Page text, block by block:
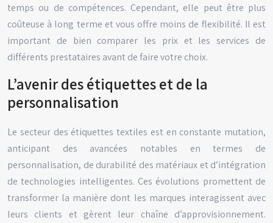
temps ou de compétences. Cependant, elle peut être plus
coûteuse à long terme et vous offre moins de flexibilité. Il est
important de bien comparer les prix et les services de
différents prestataires avant de faire votre choix.
L’avenir des étiquettes et de la
personnalisation
Le secteur des étiquettes textiles est en constante mutation,
anticipant des avancées notables en termes de
personnalisation, de durabilité des matériaux et d’intégration
de technologies intelligentes. Ces évolutions promettent de
transformer la manière dont les marques interagissent avec
leurs clients et gèrent leur chaîne d’approvisionnement.